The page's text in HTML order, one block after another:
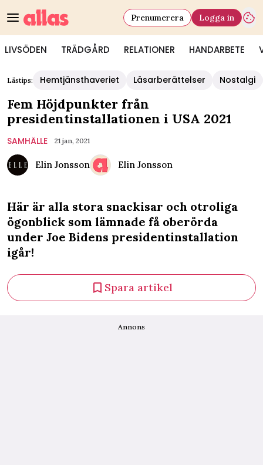
LIVSÖDEN TRÄDGÅRD RELATIONER HANDARBETE
Prenumerera Logga in
Lästips: Hemtjänsthaveriet Läsarberättelser Nostalgi
Fem Höjdpunkter från
presidentinstallationen i USA 2021
SAMHÄLLE 21 jan, 2021
Elin Jonsson Elin Jonsson
Här är alla stora snackisar och otroliga
ögonblick som lämnade få oberörda
under Joe Bidens presidentinstallation
igår!
Spara artikel
Annons